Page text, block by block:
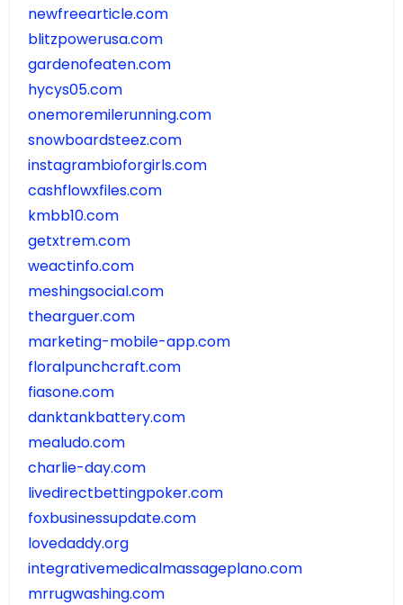
newfreearticle.com
blitzpowerusa.com
gardenofeaten.com
hycys05.com
onemoremilerunning.com
snowboardsteez.com
instagrambioforgirls.com
cashflowxfiles.com
kmbb10.com
getxtrem.com
weactinfo.com
meshingsocial.com
thearguer.com
marketing-mobile-app.com
floralpunchcraft.com
fiasone.com
danktankbattery.com
mealudo.com
charlie-day.com
livedirectbettingpoker.com
foxbusinessupdate.com
lovedaddy.org
integrativemedicalmassageplano.com
mrrugwashing.com